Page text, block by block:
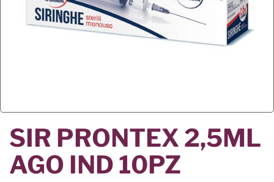
SIR PRONTEX 2,5ML
AGO IND 10PZ